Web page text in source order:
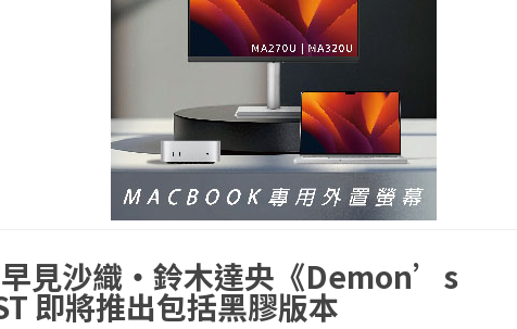
早見沙織・鈴木達央《Demon’s
即將推出包括黑膠版本